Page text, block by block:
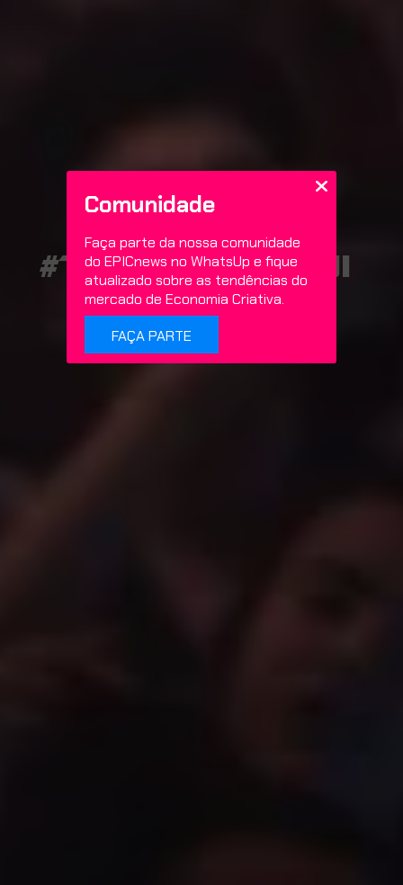
#ToruIwatani
Comunidade
Faça parte da nossa comunidade
do EPICnews no WhatsUp e fique
atualizado sobre as tendências do
mercado de Economia Criativa.
FAÇA PARTE